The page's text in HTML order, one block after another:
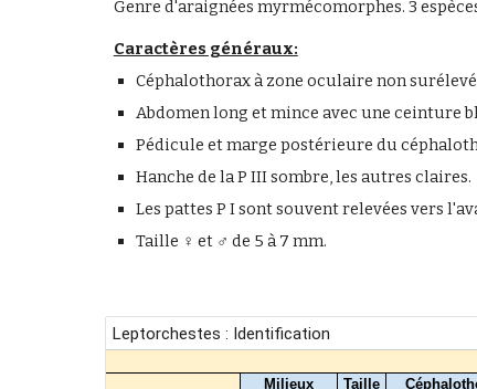
Genre d'araignées myrmécomorphes. 3
Caractères généraux:
Céphalothorax à zone oculaire non
Abdomen long et mince avec une ceinture
Pédicule et marge postérieure du
Hanche de la P III sombre, les autres claires.
Les pattes P I sont souvent relevées vers
Taille ♀ et ♂ de 5 à 7 mm.